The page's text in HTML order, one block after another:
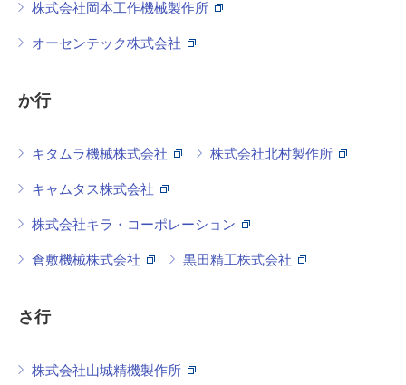
株式会社岡本工作機械製作所
オーセンテック株式会社
か行
キタムラ機械株式会社 株式会社北村製作所
キャムタス株式会社
株式会社キラ・コーポレーション
倉敷機械株式会社 黒田精工株式会社
さ行
株式会社山城精機製作所